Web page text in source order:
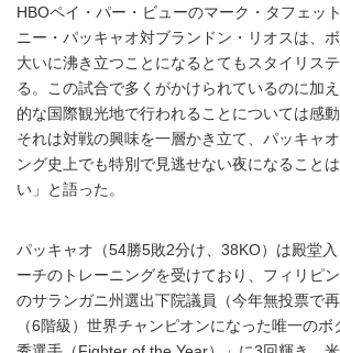
HBOペイ・パー・ビューのマーク・タフェッ
ニー・パッキャオ対ブランドン・リオスは、
大いに沸き立つことになるとてもスタイリス
る。この試合で多くがかけられているのに加
的な国際観光地で行われることについては感動
それは対戦の興味を一層かき立て、パッキャ
ング史上でも特別で見逃せない夜になること
い」と語った。
パッキャオ（54勝5敗2分け、38KO）は殿堂
ーチのトレーニングを受けており、フィリピ
のサランガニ州選出下院議員（今年無投票で
（6階級）世界チャンピオンになった唯一の